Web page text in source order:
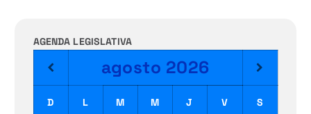
AGENDA LEGISLATIVA
agosto 2026
D L M M J V
S